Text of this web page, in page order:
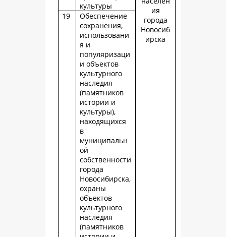
ия
города
Новосиб
ирска
культуры
19
Обеспечение
сохранения,
использовани
я и
популяризаци
и объектов
культурного
наследия
(памятников
истории и
культуры),
находящихся
в
муниципальн
ой
собственности
города
Новосибирска,
охраны
объектов
культурного
наследия
(памятников